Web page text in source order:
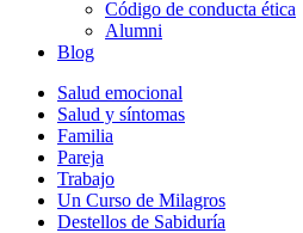
Código de conducta ética
Alumni
Blog
Salud emocional
Salud y síntomas
Familia
Pareja
Trabajo
Un Curso de Milagros
Destellos de Sabiduría